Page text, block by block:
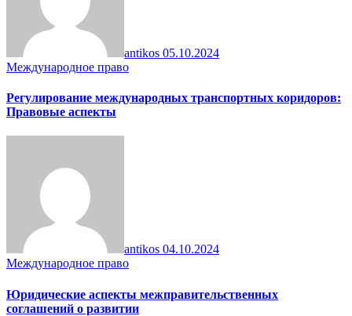
antikos 05.10.2024
Международное право
Регулирование международных транспортных коридоров:
Правовые аспекты
antikos 04.10.2024
Международное право
Юридические аспекты межправительственных
соглашений о развитии